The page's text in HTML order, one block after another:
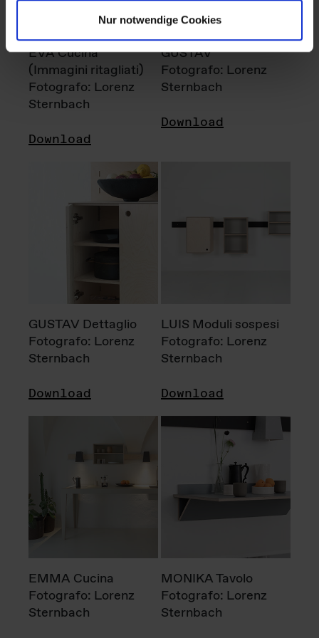
Nur notwendige Cookies
EVA Cucina
(Immagini ritagliati)
Fotografo: Lorenz
Sternbach
Download
GUSTAV
Fotografo: Lorenz
Sternbach
Download
GUSTAV Dettaglio
Fotografo: Lorenz
Sternbach
Download
LUIS Moduli sospesi
Fotografo: Lorenz
Sternbach
Download
EMMA Cucina
Fotografo: Lorenz
Sternbach
MONIKA Tavolo
Fotografo: Lorenz
Sternbach